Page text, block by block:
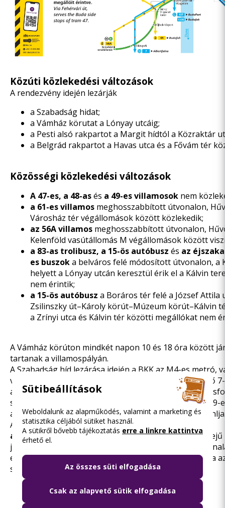
Közúti közlekedési változások
A rendezvény idején lezárják
a Szabadság hidat;
a Vámház körutat a Lónyay utcáig;
a Pesti alsó rakpartot a Margit hídtól a Közraktár
a Belgrád rakpartot a Havas utca és a Fővám tér
Közösségi közlekedési változások
A 47-es, a 48-asés a 49-es villamosok nem
a 61-es villamos meghosszabbított útvonalon,
Városház tér végállomások között közlekedik;
az 56A villamos meghosszabbított útvonalon,
Kelenföld vasútállomás M végállomások között
a 83-as trolibusz, a 15-ös autóbusz és az
es buszoka belváros felé módosított útvonalon, a
helyett a Lónyay utcán keresztül érik el a Kálvin
nem érintik;
a 15-ös autóbusz a Boráros tér felé a József Attila
Zsilinszky út–Károly körút–Múzeum körút–Kálvin
a Zrínyi utca és Kálvin tér közötti megállókat nem
A Vámház körúton mindkét napon 10 és 18 óra között
tartanak a villamospályán.
A Szabadság híd lezárása idején a BKK az M4-es metró,
változatlan útvonalon és menetrend szerint közlekedő 7-
autóbuszok, a belvárosi szakaszon a kiskörúti
szüneteltetése miatt az ott közlekedő M3-as metró, a 9-
autóbuszok és a 72-es trolibuszok igénybevételét
Az utazás megtervezéséhez érdemes
alkalmazásthasználni, amely többek között valós idejű
járatinformációk alapján számolja ki az optimális
eléréséhez, de akár jegyét, bérletét is megvásárolhatja
segítségével.
Fotógaléria
Sütibeállítások
Weboldalunk az alapműködés, valamint a marketing és
statisztika céljából sütiket használ.
A sütikről bővebb tájékoztatás erre a linkre kattintva
érhető el.
Az összes süti elfogadása
Csak az alapvető sütik elfogadása